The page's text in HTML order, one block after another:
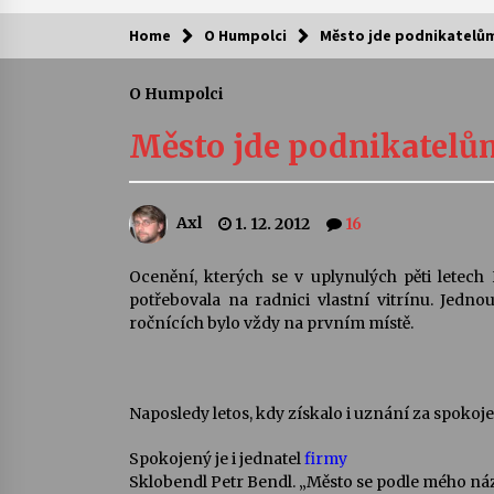
Kam za kulturou?
Camerata a Sukuba Ensemble
4. 8. 2026
Pozvánka na integrační festival
Quijotova šedesátka: 28. 7.–1. 8.
28. 7. 2026
Letní koncerty ve Stromovce: Rufus
Za kulturou kousek za Humpolec. V
13. 7. 2026
Home O Humpolci Město jde
O Humpolci
Město jde
Axl 1. 12. 2012 16
Ocenění, kterých se v uplynulých pěti
potřebovala na radnici vlastní vitrínu.
ročnících bylo vždy na prvním místě.
Naposledy letos, kdy získalo i uznání za
Spokojený je i jednatelfirmy
Sklobendl Petr Bendl. „Město se podle mého